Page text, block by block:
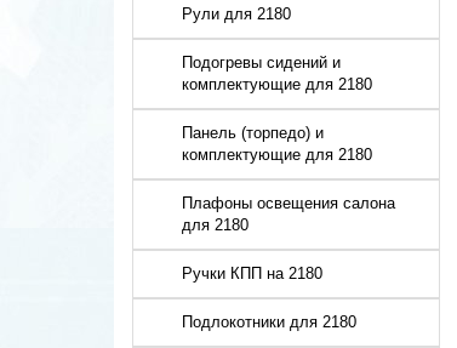
Рули для 2180
Подогревы сидений и
комплектующие для 2180
Панель (торпедо) и
комплектующие для 2180
Плафоны освещения салона
для 2180
Ручки КПП на 2180
Подлокотники для 2180